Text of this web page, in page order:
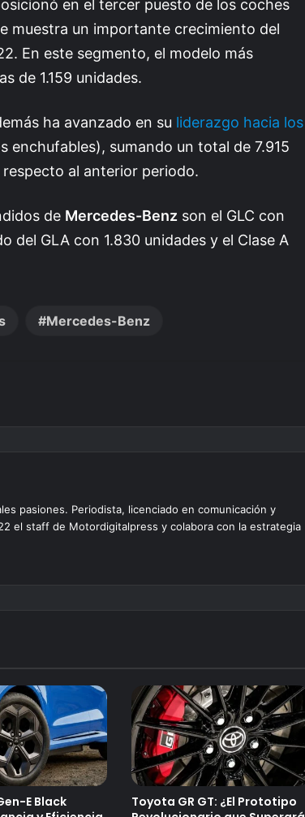
en el tercer puesto de los coches
muestra un importante crecimiento del
En este segmento, el modelo más
de 1.159 unidades.
ha avanzado en su liderazgo hacia los
enchufables), sumando un total de 7.915
al anterior periodo.
de Mercedes-Benz son el GLC con
del GLA con 1.830 unidades y el Clase A
Mercedes-Benz
pasiones. Periodista, licenciado en comunicación y
el staff de Motordigitalpress y colabora con la estrategia
E Black
Toyota GR GT: ¿El Prototipo